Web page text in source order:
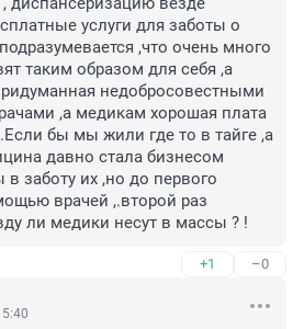
услуги для заботы о
,что очень много
таким образом для себя ,а
недобросовестными
,а медикам хорошая плата
бы мы жили где то в тайге ,а
давно стала бизнесом
заботу их ,но до первого
врачей ,.второй раз
ли медики несут в массы ? !
+1 –0